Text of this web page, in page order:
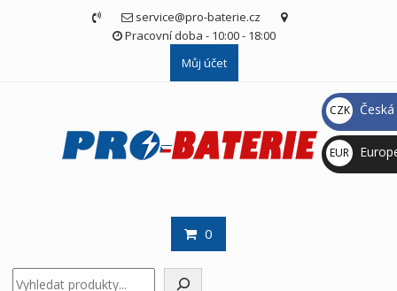
service@pro-baterie.cz
Pracovní doba - 10:00 - 18:00
Můj účet
0
CZK
Kč
EUR
€